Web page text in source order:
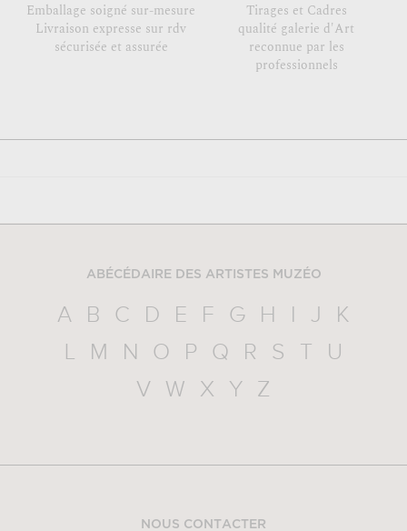
Emballage soigné sur-mesure
Livraison expresse sur rdv
sécurisée et assurée
Tirages et Cadres
qualité galerie d'Art
reconnue par les
professionnels
ABÉCÉDAIRE DES ARTISTES MUZÉO
A B C D E F G H I J
K
L
M N O P Q R S T
U
V
W X Y Z
NOUS CONTACTER